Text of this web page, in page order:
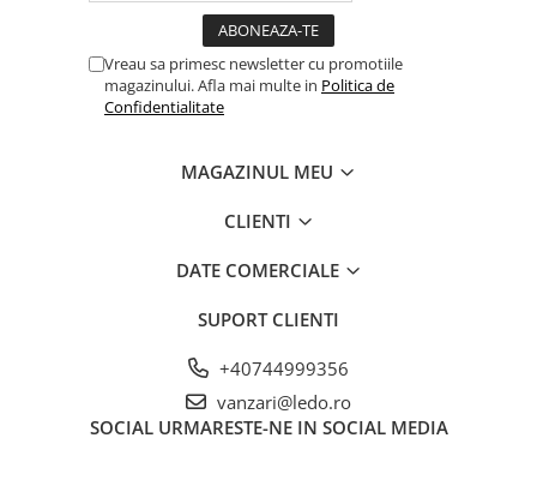
Vreau sa primesc newsletter cu promotiile
magazinului. Afla mai multe in Politica de
Confidentialitate
MAGAZINUL MEU
CLIENTI
DATE COMERCIALE
SUPORT CLIENTI
+40744999356
vanzari@ledo.ro
SOCIAL URMARESTE-NE IN SOCIAL MEDIA